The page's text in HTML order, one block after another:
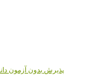
پذیرش بدون آزمون